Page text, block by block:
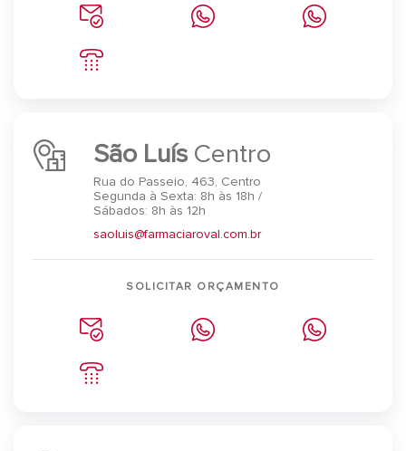
São Luís Centro
Rua do Passeio, 463, Centro
Segunda à Sexta: 8h às 18h /
Sábados: 8h às 12h
saoluis@farmaciaroval.com.br
SOLICITAR ORÇAMENTO